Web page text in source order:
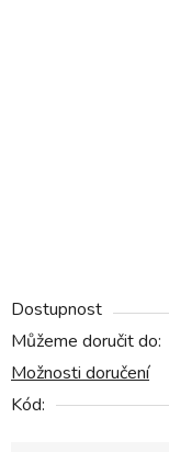
Dostupnost
Můžeme doručit do:
Možnosti doručení
Kód: